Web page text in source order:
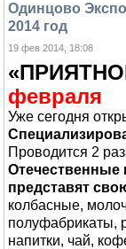
Одинцово
2014 год
19 фев 2014, 18:08
февраля
Уже сегодня
Проводится 2
Отечественные
представят
колбасные,
полуфабрикаты,
напитки, чай,